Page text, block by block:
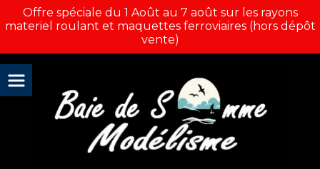
Offre spéciale du 1 Août au 7 août sur les rayons
materiel roulant et maquettes ferroviaires (hors dépôt
vente)
Panneau de gestion des cookies